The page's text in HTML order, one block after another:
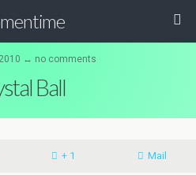
↔ no comments
Ball
+ 1 Mail